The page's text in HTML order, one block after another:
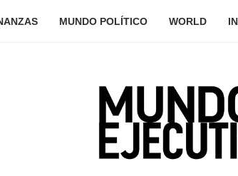
MUNDO POLÍTICO WORLD